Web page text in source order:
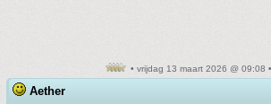
• vrijdag 13 maart 2026 @ 09:08
Aether